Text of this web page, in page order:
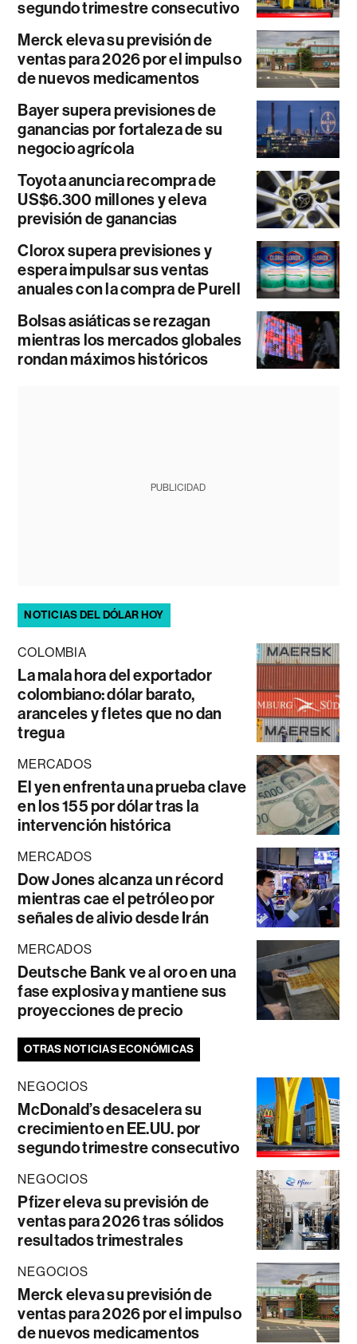
segundo trimestre consecutivo
Merck eleva su previsión de
ventas para 2026 por el impulso
de nuevos medicamentos
Bayer supera previsiones de
ganancias por fortaleza de su
negocio agrícola
Toyota anuncia recompra de
US$6.300 millones y eleva
previsión de ganancias
Clorox supera previsiones y
espera impulsar sus ventas
anuales con la compra de Purell
Bolsas asiáticas se rezagan
mientras los mercados globales
rondan máximos históricos
PUBLICIDAD
NOTICIAS DEL DÓLAR HOY
COLOMBIA
La mala hora del exportador
colombiano: dólar barato,
aranceles y fletes que no dan
tregua
MERCADOS
El yen enfrenta una prueba clave
en los 155 por dólar tras la
intervención histórica
MERCADOS
Dow Jones alcanza un récord
mientras cae el petróleo por
señales de alivio desde Irán
MERCADOS
Deutsche Bank ve al oro en una
fase explosiva y mantiene sus
proyecciones de precio
OTRAS NOTICIAS ECONÓMICAS
NEGOCIOS
McDonald’s desacelera su
crecimiento en EE.UU. por
segundo trimestre consecutivo
NEGOCIOS
Pfizer eleva su previsión de
ventas para 2026 tras sólidos
resultados trimestrales
NEGOCIOS
Merck eleva su previsión de
ventas para 2026 por el impulso
de nuevos medicamentos